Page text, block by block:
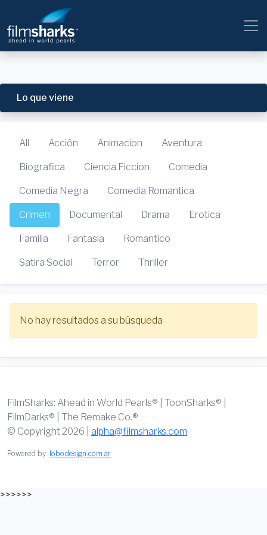
Lo que viene
All Acción Animacion Aventura
Biografica Ciencia Ficcion Comedia
Comedia Negra Comedia Romantica
Crimen Documental Drama Erotica
Familia Fantasia Romantico
Satira Social Terror Thriller
No hay resultados a su búsqueda
FilmSharks: Ahead in World Pearls® | ToonSharks® |
FilmDarks® | The Remake Co.®
© Copyright 2026 | alpha@filmsharks.com
Powered by: lobodesign.com.ar
>>>>>>